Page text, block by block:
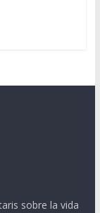
sobre la vida